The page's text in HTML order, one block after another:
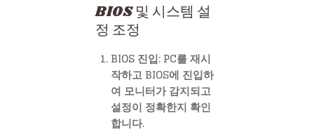
BIOS 및 시스템 설
정 조정
BIOS 진입: PC를 재시
작하고 BIOS에 진입하
여 모니터가 감지되고
설정이 정확한지 확인
합니다.